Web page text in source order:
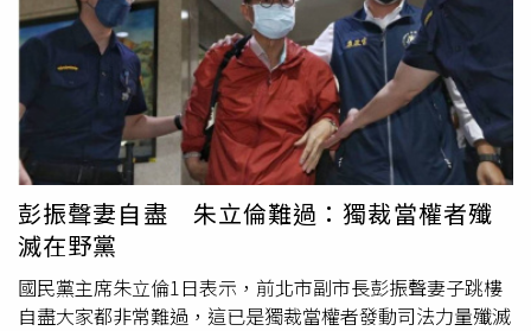
後事。台北市前副市長彭振聲（中）妻子疑因受不了先生官
司折磨1日在高雄住家頂樓跳樓自盡。（圖／趙世勳攝）柯
文哲1日也被借提出席台北地院程序準備庭，經過律師轉知
後，才得知彭妻輕生，聞言震驚不捨。柯文哲直批，起訴後
自己也閱卷完了彭振聲的所有筆錄，實在不曉得彭到底是違
反哪一法令在認罪，如今發生這種事「後續調查又要拖很
久」他抱怨。柯文哲怒轟，起訴書公開後，各種證據不堪一
擊，檢方幾乎是把人關起來才找證據，現在用威脅證人方式
不正問訊，自己已經不是為了自己而戰，是為了當時的市府
團隊而戰。他呼籲，如果對社會有一點希望，對司法公正有
一點信任，現在的賴政府就不該介入司法，該留下一個夾縫
彭振聲妻自盡 朱立倫難過：獨裁當權者殲
滅在野黨
國民黨主席朱立倫1日表示，前北市副市長彭振聲妻子跳樓
自盡大家都非常難過，這已是獨裁當權者發動司法力量殲滅